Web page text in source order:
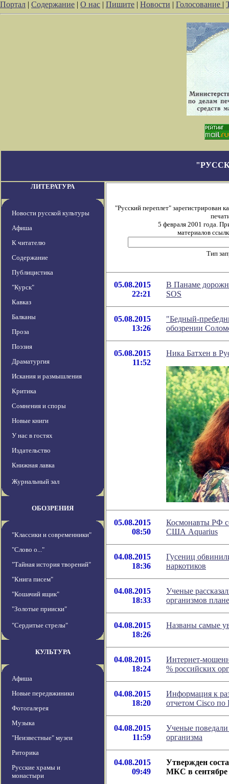
Портал | Содержание | О нас | Пишите | Новости | Голосование |
ЛИТЕРАТУРА
Новости русской культуры
Афиша
К читателю
Содержание
Публицистика
"Курск"
Кавказ
Балканы
Проза
Поэзия
Драматургия
Искания и размышления
Критика
Сомнения и споры
Новые книги
У нас в гостях
Издательство
Книжная лавка
Журнальный зал
ОБОЗРЕНИЯ
"Классики и современники"
"Слово о..."
"Тайная история творений"
"Книга писем"
"Кошачий ящик"
"Золотые прииски"
"Сердитые стрелы"
КУЛЬТУРА
Афиша
Новые передвжиники
Фотогалерея
Музыка
"Неизвестные" музеи
Риторика
Русские храмы и
монастыри
"Русский переплет" зарегистрирован
5 февраля 2001 года.
материалов
Тип
05.08.2015
22:21
В Панаме
SOS
05.08.2015
13:26
"Бедный-
обозрении
05.08.2015
11:52
Ника Батхен в
05.08.2015
08:50
Космонавты РФ
США Aquarius
04.08.2015
18:36
Гусениц
наркотиков
04.08.2015
18:33
Ученые
организмов
04.08.2015
18:26
Названы самые
04.08.2015
18:24
Интернет-
% российских
04.08.2015
18:20
Информация к
отчетом Cisco
04.08.2015
11:59
Ученые поведали
организма
04.08.2015
09:49
Утвержден
МКС в сентябре